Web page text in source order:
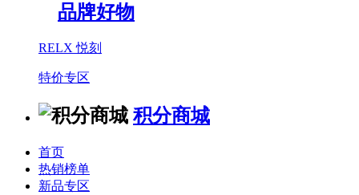
品牌好物
RELX 悦刻
特价专区
积分商城
首页
热销榜单
新品专区